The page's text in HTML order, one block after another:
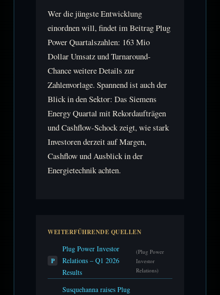
Wer die jüngste Entwicklung
einordnen will, findet im Beitrag Plug
Power Quartalszahlen: 163 Mio
Dollar Umsatz und Turnaround-
Chance weitere Details zur
Zahlenvorlage. Spannend ist auch der
Blick in den Sektor: Das Siemens
Energy Quartal mit Rekordaufträgen
und Cashflow-Schock zeigt, wie stark
Investoren derzeit auf Margen,
Cashflow und Ausblick in der
Energietechnik achten.
WEITERFÜHRENDE QUELLEN
P
Plug Power Investor
Relations – Q1 2026
Results
(Plug Power
Investor
Relations)
Susquehanna raises Plug